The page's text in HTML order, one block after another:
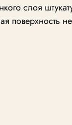
слоя
поверхность